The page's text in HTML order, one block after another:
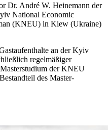
Dr. André W. Heinemann der
National Economic
(KNEU) in Kiew (Ukraine)
an der Kyiv
regelmäßiger
der KNEU
des Master-